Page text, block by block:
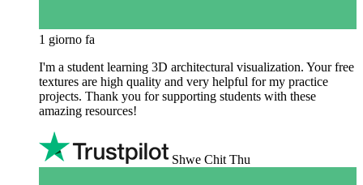
1 giorno fa
I'm a student learning 3D architectural visualization. Your free
textures are high quality and very helpful for my practice
projects. Thank you for supporting students with these
amazing resources!
Shwe Chit Thu